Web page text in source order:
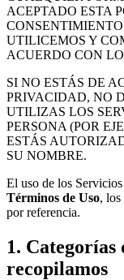
ACEPTADO ESTA
UTILICEMOS Y
ACUERDO CON
SI NO ESTÁS DE
PRIVACIDAD, NO
UTILIZAS LOS
PERSONA (POR
ESTÁS
SU NOMBRE.
El uso de los
Términos de Uso, los
por referencia.
1. Categorías
recopilamos